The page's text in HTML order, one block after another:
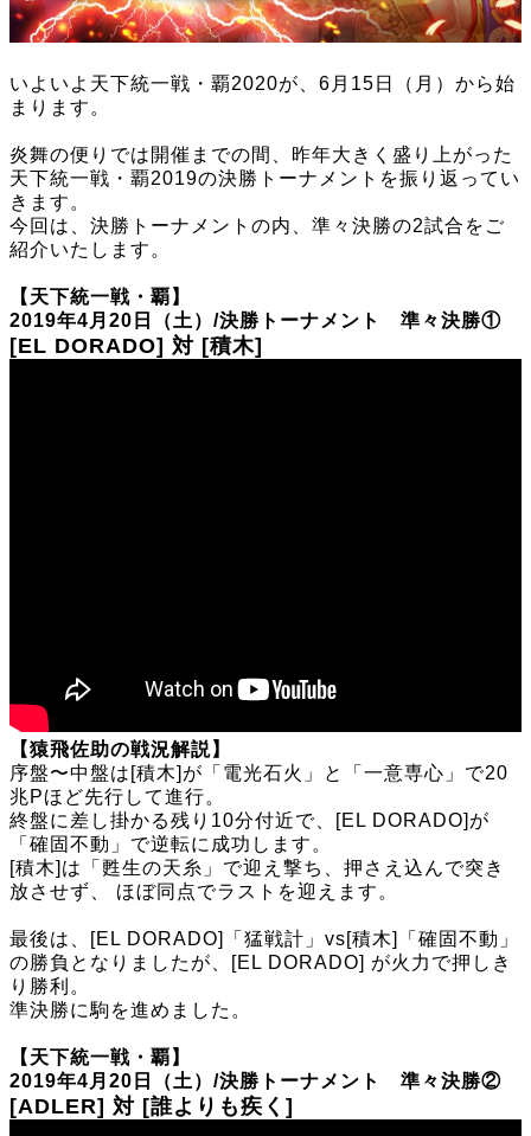
いよいよ天下統一戦・覇2020が、6月15日（月）から始
まります。
炎舞の便りでは開催までの間、昨年大きく盛り上がった
天下統一戦・覇2019の決勝トーナメントを振り返ってい
きます。
今回は、決勝トーナメントの内、準々決勝の2試合をご
紹介いたします。
【天下統一戦・覇】
2019年4月20日（土）/決勝トーナメント 準々決勝①
[EL DORADO] 対 [積木]
【猿飛佐助の戦況解説】
序盤〜中盤は[積木]が「電光石火」と「一意専心」で20
兆Pほど先行して進行。
終盤に差し掛かる残り10分付近で、[EL DORADO]が
「確固不動」で逆転に成功します。
[積木]は「甦生の天糸」で迎え撃ち、押さえ込んで突き
放させず、 ほぼ同点でラストを迎えます。
最後は、[EL DORADO]「猛戦計」vs[積木]「確固不動」
の勝負となりましたが、[EL DORADO] が火力で押しき
り勝利。
準決勝に駒を進めました。
【天下統一戦・覇】
2019年4月20日（土）/決勝トーナメント 準々決勝②
[ADLER] 対 [誰よりも疾く]